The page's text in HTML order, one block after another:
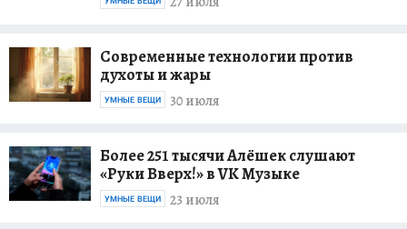
Современные технологии против
духоты и жары
30 июля
УМНЫЕ ВЕЩИ
Более 251 тысячи Алёшек слушают
«Руки Вверх!» в VK Музыке
23 июля
УМНЫЕ ВЕЩИ